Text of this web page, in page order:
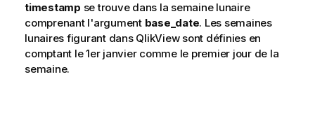
timestamp se trouve dans la semaine lunaire
comprenant l'argument base_date. Les semaines
lunaires figurant dans QlikViewsont définies en
comptant le 1er janvier comme le premier jour de la
semaine.